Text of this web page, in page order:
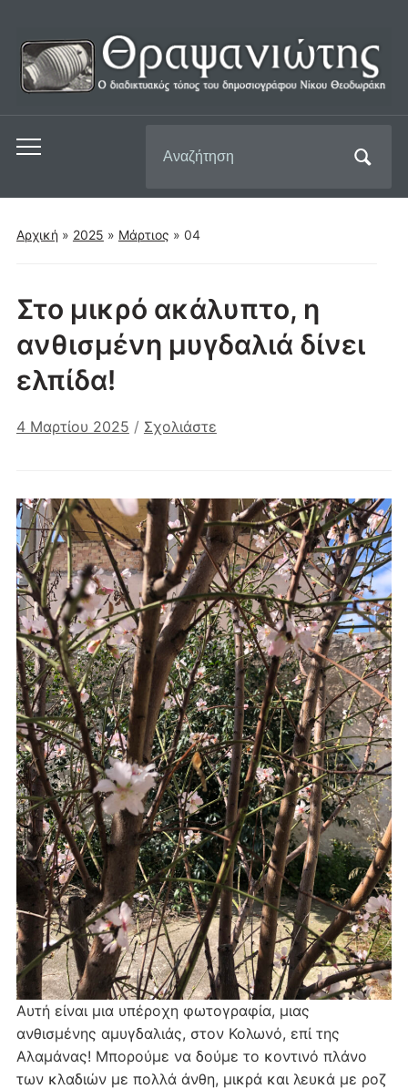
Εναλλαγή
μενού
για
για:
Αρχική » 2025 » Μάρτιος » 04
Στο μικρό ακάλυπτο, η
ανθισμένη μυγδαλιά δίνει
ελπίδα!
4 Μαρτίου 2025 / Σχολιάστε
Αυτή είναι μια υπέροχη φωτογραφία, μιας
ανθισμένης αμυγδαλιάς, στον Κολωνό, επί της
Αλαμάνας! Μπορούμε να δούμε το κοντινό πλάνο
των κλαδιών με πολλά άνθη, μικρά και λευκά με ροζ